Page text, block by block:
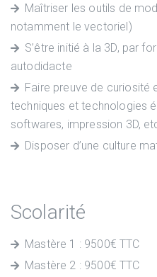
Maîtriser les outils de
notamment le vectoriel)
S’être initié à la 3D, par
autodidacte
Faire preuve de curiosité
techniques et technologies
softwares, impression 3D,
Disposer d’une culture
Scolarité
Mastère 1 : 9500€ TTC
Mastère 2 : 9500€ TTC